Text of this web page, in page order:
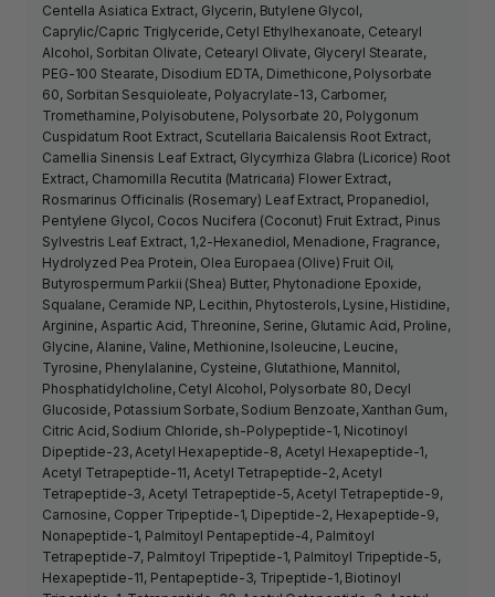
Centella Asiatica Extract, Glycerin, Butylene Glycol,
Caprylic/Capric Triglyceride, Cetyl Ethylhexanoate, Cetearyl
Alcohol, Sorbitan Olivate, Cetearyl Olivate, Glyceryl Stearate,
PEG-100 Stearate, Disodium EDTA, Dimethicone, Polysorbate
60, Sorbitan Sesquioleate, Polyacrylate-13, Carbomer,
Tromethamine, Polyisobutene, Polysorbate 20, Polygonum
Cuspidatum Root Extract, Scutellaria Baicalensis Root Extract,
Camellia Sinensis Leaf Extract, Glycyrrhiza Glabra (Licorice) Root
Extract, Chamomilla Recutita (Matricaria) Flower Extract,
Rosmarinus Officinalis (Rosemary) Leaf Extract, Propanediol,
Pentylene Glycol, Cocos Nucifera (Coconut) Fruit Extract, Pinus
Sylvestris Leaf Extract, 1,2-Hexanediol, Menadione, Fragrance,
Hydrolyzed Pea Protein, Olea Europaea (Olive) Fruit Oil,
Butyrospermum Parkii (Shea) Butter, Phytonadione Epoxide,
Squalane, Ceramide NP, Lecithin, Phytosterols, Lysine, Histidine,
Arginine, Aspartic Acid, Threonine, Serine, Glutamic Acid, Proline,
Glycine, Alanine, Valine, Methionine, Isoleucine, Leucine,
Tyrosine, Phenylalanine, Cysteine, Glutathione, Mannitol,
Phosphatidylcholine, Cetyl Alcohol, Polysorbate 80, Decyl
Glucoside, Potassium Sorbate, Sodium Benzoate, Xanthan Gum,
Citric Acid, Sodium Chloride, sh-Polypeptide-1, Nicotinoyl
Dipeptide-23, Acetyl Hexapeptide-8, Acetyl Hexapeptide-1,
Acetyl Tetrapeptide-11, Acetyl Tetrapeptide-2, Acetyl
Tetrapeptide-3, Acetyl Tetrapeptide-5, Acetyl Tetrapeptide-9,
Carnosine, Copper Tripeptide-1, Dipeptide-2, Hexapeptide-9,
Nonapeptide-1, Palmitoyl Pentapeptide-4, Palmitoyl
Tetrapeptide-7, Palmitoyl Tripeptide-1, Palmitoyl Tripeptide-5,
Hexapeptide-11, Pentapeptide-3, Tripeptide-1, Biotinoyl